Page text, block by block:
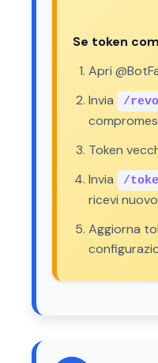
Se token
Apri
Invia
/
Token
Invia
/
ricevi
Aggiorna